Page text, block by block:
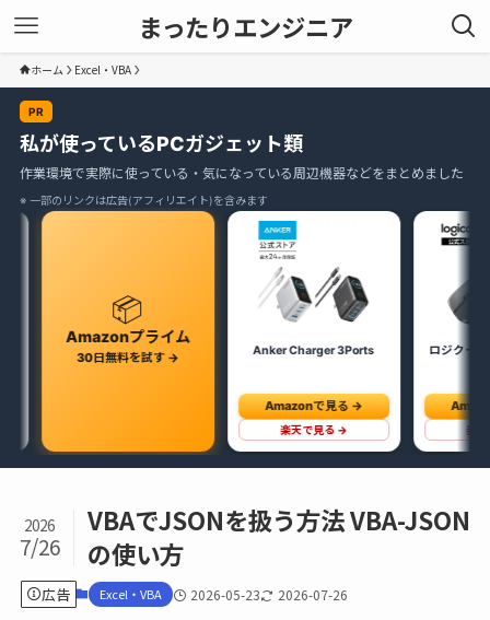
まったりエンジニア
ホーム Excel・VBA
PR
私が使っているPCガジェット類
作業環境で実際に使っている・気になっている周辺機器などをまとめました
※ 一部のリンクは広告(アフィリエイト)を含みます
プライム
Anker Charger 3Ports
Amazonで見る →
ロジクール MX MASTER4
Amazonで見る →
VBAでJSONを扱う方法 VBA-JSON
の使い方
2026
7/26
広告 Excel・VBA 2026-05-23 2026-07-26